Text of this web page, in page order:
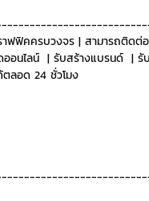
ฟฟิคครบวงจร | สามารถติดต่
อนไลน์  | รับสร้างแบรนด์  | รั
ลอด 24 ชั่วโมง